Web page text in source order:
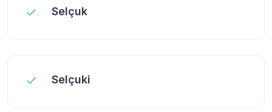
Selçuk
Selçuki